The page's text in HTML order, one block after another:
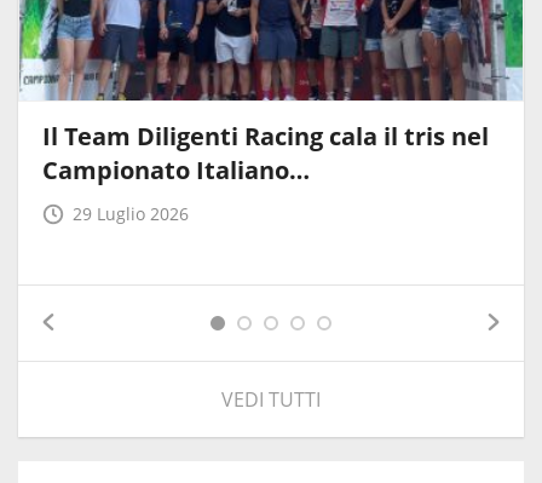
Il Team Diligenti Racing cala il tris nel
Campionato Italiano…
29 Luglio 2026
VEDI TUTTI